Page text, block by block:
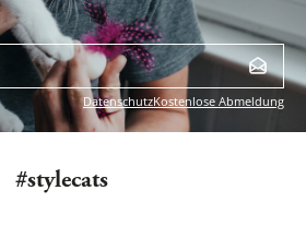
DatenschutzKostenlose Abmeldung
#stylecats